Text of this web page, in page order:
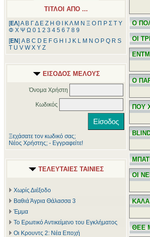
ΤΙΤΛΟΙ ΑΠΟ ...
[ΕΛ] Α Β ΓΔ Ε Ζ Η Θ ΚΛ Μ Ν Ξ Ο Π Ρ Σ Τ Υ
Φ Χ Ψ Ω 0 1 2 3 4 5 6 7 8 9
[ΕΝ] A B C D E F G H J K L M N O P Q R S
T U V W X Y Z
ΕΙΣΟΔΟΣ ΜΕΛΟΥΣ
Όνομα Χρήστη
Κωδικός
Ξεχάσατε τον κωδικό σας;
Νέος Χρήστης; - Εγγραφείτε!
ΤΕΛΕΥΤΑΙΕΣ ΤΑΙΝΙΕΣ
Χωρίς Διέξοδο
Βαθιά Άγρια Θάλασσα 3
Έμμα
Το Ερωτικό Αντικείμενο του Εγκλήματος
Οι Κρουντς 2: Νέα Εποχή
Ο
ΟΙ
Ο
ΠΟΥ
ΟΙ
ΘΕΕ